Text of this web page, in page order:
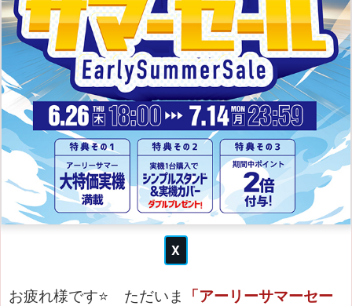
お疲れ様です⭐ ただいま
「アーリーサマーセー